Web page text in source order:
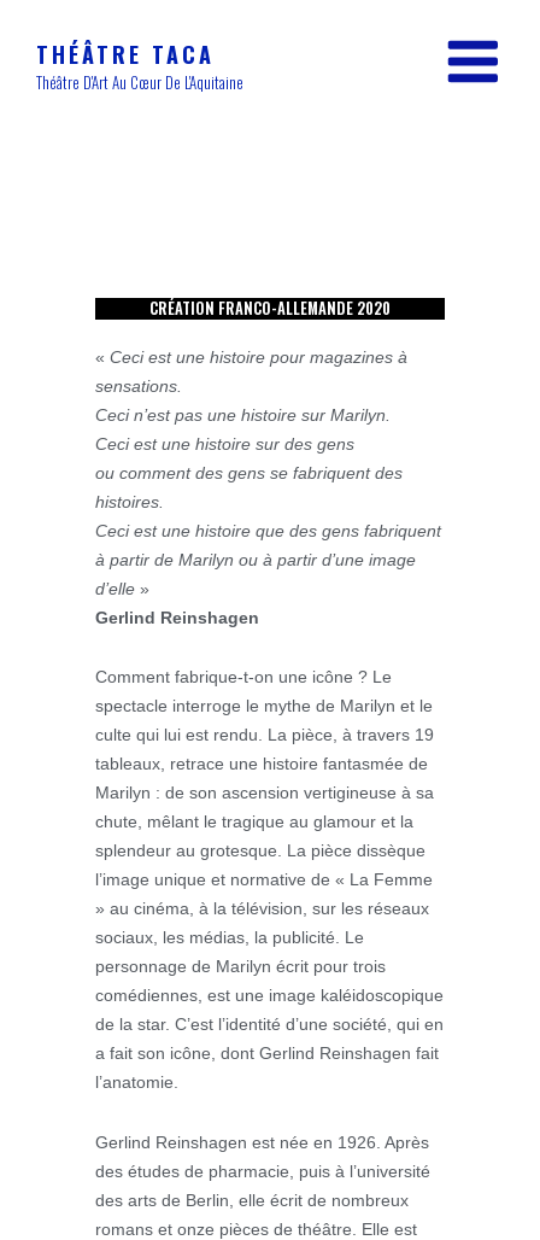
THÉÂTRE TACA
Théâtre D'Art Au Cœur De L'Aquitaine
CRÉATION FRANCO-ALLEMANDE 2020
« Ceci est une histoire pour magazines à
sensations.
Ceci n’est pas une histoire sur Marilyn.
Ceci est une histoire sur des gens
ou comment des gens se fabriquent des
histoires.
Ceci est une histoire que des gens fabriquent
à partir de Marilyn ou à partir d’une image
d’elle»
Gerlind Reinshagen
Comment fabrique-t-on une icône ? Le
spectacle interroge le mythe de Marilyn et le
culte qui lui est rendu. La pièce, à travers 19
tableaux, retrace une histoire fantasmée de
Marilyn : de son ascension vertigineuse à sa
chute, mêlant le tragique au glamour et la
splendeur au grotesque. La pièce dissèque
l’image unique et normative de « La Femme
» au cinéma, à la télévision, sur les réseaux
sociaux, les médias, la publicité. Le
personnage de Marilyn écrit pour trois
comédiennes, est une image kaléidoscopique
de la star. C’est l’identité d’une société, qui en
a fait son icône, dont Gerlind Reinshagen fait
l’anatomie.
Gerlind Reinshagen est née en 1926. Après
des études de pharmacie, puis à l’université
des arts de Berlin, elle écrit de nombreux
romans et onze pièces de théâtre. Elle est